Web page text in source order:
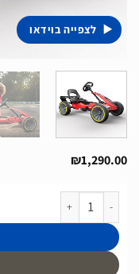
לצפייה בוידאו
₪1,290.00
כמות של מכונית פדלים דגם Reppy GP של חברת BERG מהולנד לגיל 2.5-6